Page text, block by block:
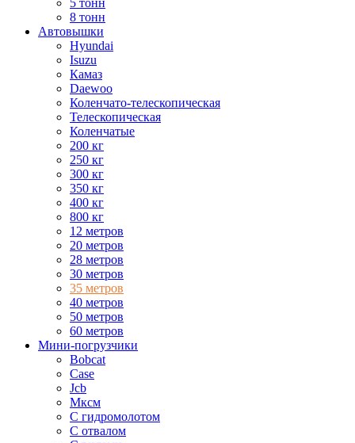
8 тонн
Автовышки
Hyundai
Isuzu
Камаз
Daewoo
Коленчато-телескопическая
Телескопическая
Коленчатые
200 кг
250 кг
300 кг
350 кг
400 кг
800 кг
12 метров
20 метров
28 метров
30 метров
35 метров
40 метров
50 метров
60 метров
Мини-погрузчики
Bobcat
Case
Jcb
Мксм
С гидромолотом
С отвалом